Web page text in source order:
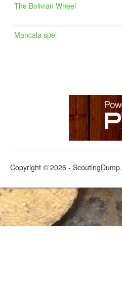
The Bolivian Wheel
Mancala spel
Copyright © 2026 - ScoutingDump.